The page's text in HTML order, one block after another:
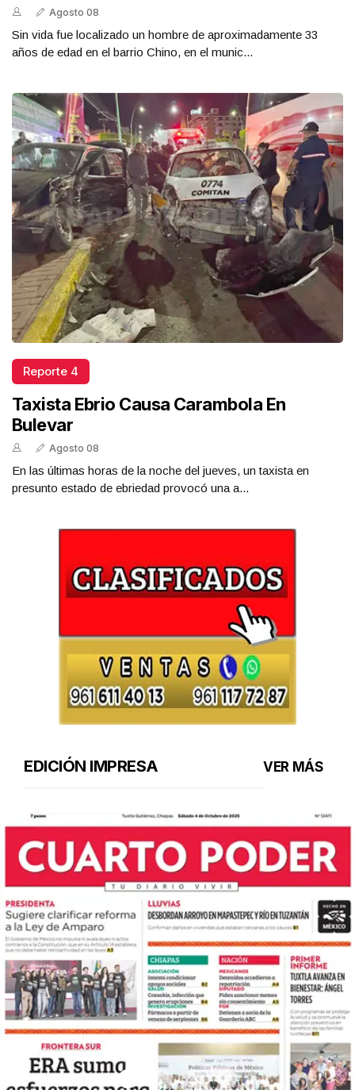
Agosto 08
Sin vida fue localizado un hombre de aproximadamente 33
años de edad en el barrio Chino, en el munic...
Reporte 4
Taxista Ebrio Causa Carambola En
Bulevar
Agosto 08
En las últimas horas de la noche del jueves, un taxista en
presunto estado de ebriedad provocó una a...
EDICIÓN IMPRESA VER MÁS